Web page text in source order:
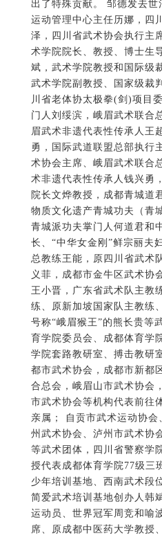
勇，国际武道联盟总部执行
术协会主席、峨眉武术联合
术非遗代表性传承人钱兴勇
院长文烨教授，成都青城道
物质文化遗产青城功夫（青
青城派功夫掌门人何道君和
长、“中华女金刚”鲜宗丽夫
总教练王能，原四川省武术
义菲，成都市金牛区武术协
王小晋，广东省武术队主教
练、原新加坡国家队主教练
号称“峨眉猴王”的熊长贵等
育学院委员会、成都体育学
学院套路教研室、搏击教研
都市武术协会，成都市新都
合总会，峨眉山市武术协会
市武术协会等机构代表前往
亲属； 自贡市武术运动协会
州武术协会、泸州市武术协
等武术团体，四川省警察学
授代表成都体育学院77级三
少年培训基地、西南武术段
简爱武术培训基地创办人韩
运动员、世界冠军周竞和喻
席、原成都中医药大学教授
术与技术带头人邬建卫，武
副校长彭鹏教授，原攀枝花
市武术协会主席王小川，原
员李殿芳，成都市体育局青
利，原上海市武术队总教练
锟，加拿大武术家、国际武
守渝，加拿大三星太极创始
表示悼念。 《世界华文媒
国、瑞典、西班牙、意大利